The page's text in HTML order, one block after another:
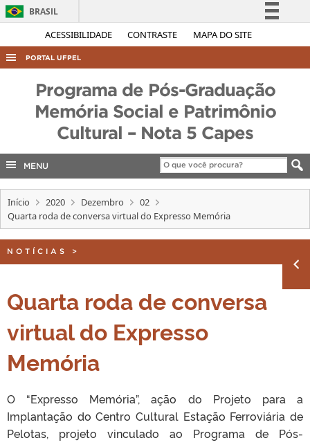
ACESSIBILIDADE CONTRASTE MAPA DO SITE
BRASIL
Simplifique!
Acesso à informação
Legislação
Canais
PORTAL UFPEL
AUDITORIA
COBALTO
INTERNACIONAL
PORTARIAS
Programa de Pós-Graduação
Memória Social e Patrimônio
Cultural – Nota 5 Capes
MENU
Início 2020 Dezembro
02
Quarta roda de conversa virtual do Expresso Memória
NOTÍCIAS >
Quarta roda de conversa
virtual do Expresso
Memória
O “Expresso Memória”, ação do Projeto para a
Implantação do Centro Cultural Estação Ferroviária de
Pelotas, projeto vinculado ao Programa de Pós-